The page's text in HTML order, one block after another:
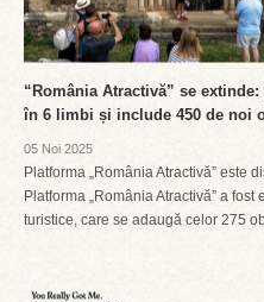
“România Atractivă” se
în 6 limbi și include 450 de noi
05 Noi 2025
Platforma „România Atractivă” este
Platforma „România Atractivă” a
turistice, care se adaugă celor 275